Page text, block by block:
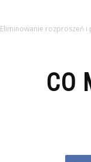
Eliminowanie rozproszeń i
CO